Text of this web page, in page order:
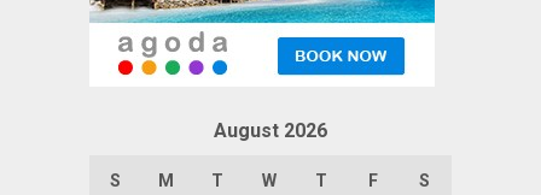
August 2026
S M T W T F S